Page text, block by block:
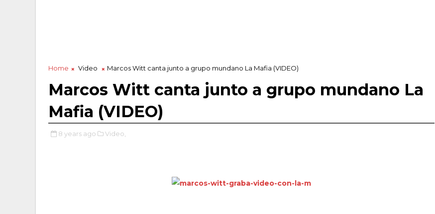
Home Video Marcos Witt canta junto a grupo mundano La Mafia (VIDEO)
Marcos Witt canta junto a grupo mundano La
Mafia (VIDEO)
8 years ago Video,